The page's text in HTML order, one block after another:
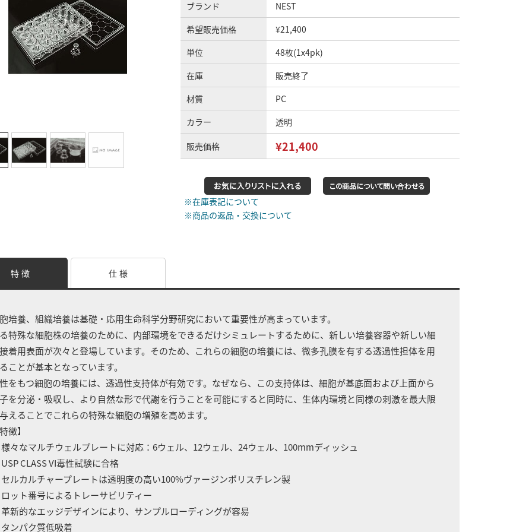
ブランド
NEST
希望販売価格
¥21,400
単位
48枚(1x4pk)
在庫
販売終了
材質
PC
カラー
透明
販売価格 ¥21,400
※在庫表記について
※商品の返品・交換について
特 徴 仕 様
培養、組織培養は基礎・応用生命科学分野研究において重要性が高まっています。
特殊な細胞株の培養のために、内部環境をできるだけシミュレートするために、新しい培養容器や新しい細
着用表面が次々と登場しています。そのため、これらの細胞の培養には、微多孔膜を有する透過性担体を用
ことが基本となっています。
をもつ細胞の培養には、透過性支持体が有効です。なぜなら、この支持体は、細胞が基底面および上面から
を分泌・吸収し、より自然な形で代謝を行うことを可能にすると同時に、生体内環境と同様の刺激を最大限
えることでこれらの特殊な細胞の増殖を高めます。
徴】
々なマルチウェルプレートに対応：6ウェル、12ウェル、24ウェル、100mmディッシュ
CLASS VI毒性試験に合格
ルカルチャープレートは透明度の高い100%ヴァージンポリスチレン製
ット番号によるトレーサビリティー
新的なエッジデザインにより、サンプルローディングが容易
ンパク質低吸着